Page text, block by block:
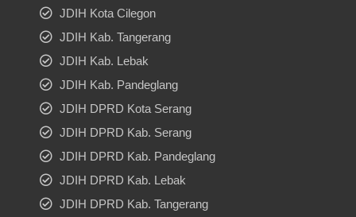
JDIH Kota Cilegon
JDIH Kab. Tangerang
JDIH Kab. Lebak
JDIH Kab. Pandeglang
JDIH DPRD Kota Serang
JDIH DPRD Kab. Serang
JDIH DPRD Kab. Pandeglang
JDIH DPRD Kab. Lebak
JDIH DPRD Kab. Tangerang